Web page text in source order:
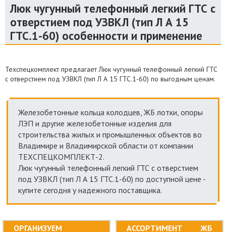
Люк чугунный телефонный легкий ГТС с
отверстием под УЗВКЛ (тип Л А 15
ГТС.1-60) особенности и применение
Техспецкомплект предлагает Люк чугунный телефонный легкий ГТС
с отверстием под УЗВКЛ (тип Л А 15 ГТС.1-60) по выгодным ценам.
Железобетонные кольца колодцев, ЖБ лотки, опоры
ЛЭП и другие железобетонные изделия для
строительства жилых и промышленных объектов во
Владимире и Владимирской области от компании
ТЕХСПЕЦКОМПЛЕКТ-2.
Люк чугунный телефонный легкий ГТС с отверстием
под УЗВКЛ (тип Л А 15 ГТС.1-60) по доступной цене -
купите сегодня у надежного поставщика.
ОРГАНИЗУЕМ АССОРТИМЕНТ ЖБ